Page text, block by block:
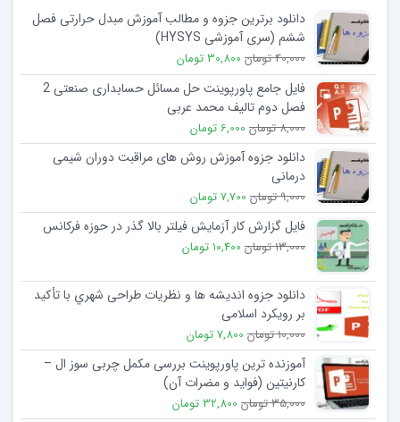
دانلود برترین جزوه و مطالب آموزش مبدل حرارتی فصل
ششم (سری آموزشی HYSYS)
40,000 تومان 30,800 تومان
فایل جامع پاورپوینت حل مسائل حسابداری صنعتی 2
فصل دوم تالیف محمد عربی
8,000 تومان 6,000 تومان
دانلود جزوه آموزش روش های مراقبت دوران شیمی
درمانی
9,000 تومان 7,700 تومان
فایل گزارش کار آزمایش فیلتر بالا گذر در حوزه فرکانس
13,000 تومان 10,400 تومان
دانلود جزوه اندیشه ها و نظریات طراحی شهري با تأکید
بر رویکرد اسلامی
10,000 تومان 7,800 تومان
آموزنده ترین پاورپوینت بررسی مکمل چربی سوز ال –
کارنیتین (فواید و مضرات آن)
35,000 تومان 32,800 تومان